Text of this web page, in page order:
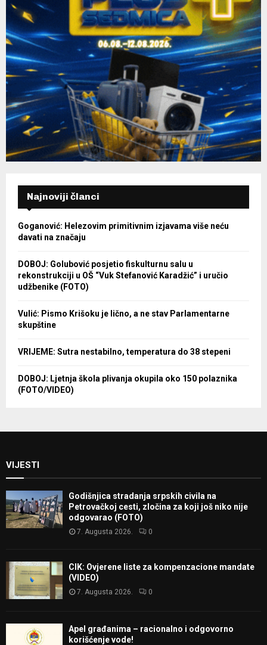
Najnoviji članci
Goganović: Helezovim primitivnim izjavama više neću
davati na značaju
DOBOJ: Golubović posjetio fiskulturnu salu u
rekonstrukciji u OŠ “Vuk Stefanović Karadžić” i uručio
udžbenike (FOTO)
Vulić: Pismo Krišoku je lično, a ne stav Parlamentarne
skupštine
VRIJEME: Sutra nestabilno, temperatura do 38 stepeni
DOBOJ: Ljetnja škola plivanja okupila oko 150 polaznika
(FOTO/VIDEO)
VIJESTI
Godišnjica stradanja srpskih civila na
Petrovačkoj cesti, zločina za koji još niko nije
odgovarao (FOTO)
7. Augusta 2026. 0
CIK: Ovjerene liste za kompenzacione mandate
(VIDEO)
7. Augusta 2026. 0
Apel građanima – racionalno i odgovorno
korišćenje vode!